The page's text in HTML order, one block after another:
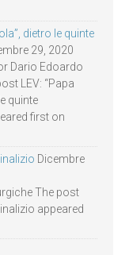
dietro le quinte
29, 2020
Dario Edoardo
LEV: “Papa
quinte
first on
Dicembre
The post
appeared